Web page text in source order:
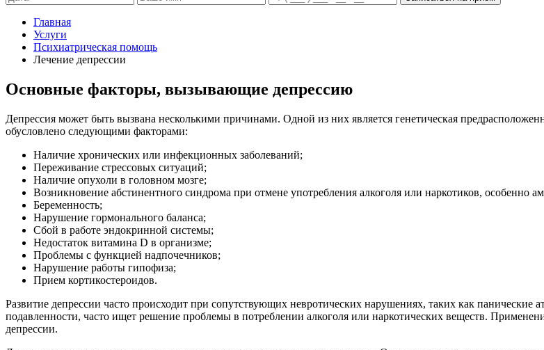
Главная
Услуги
Психиатрическая помощь
Лечение депрессии
Основные факторы, вызывающие депрессию
Депрессия может быть вызвана несколькими причинами. Одной из них является генетическая
обусловлено следующими факторами:
Наличие хронических или инфекционных заболеваний;
Переживание стрессовых ситуаций;
Наличие опухоли в головном мозге;
Возникновение абстинентного синдрома при отмене употребления алкоголя или наркотиков, особенно
Беременность;
Нарушение гормонального баланса;
Сбой в работе эндокринной системы;
Недостаток витамина D в организме;
Проблемы с функцией надпочечников;
Нарушение работы гипофиза;
Прием кортикостероидов.
Развитие депрессии часто происходит при сопутствующих невротических нарушениях, таких как панические
подавленности, часто ищет решение проблемы в потреблении алкоголя или наркотических веществ.
депрессии.